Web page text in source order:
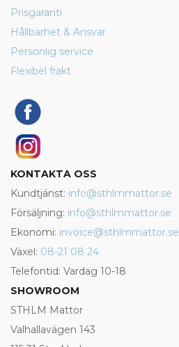
Prisgaranti
Hållbarhet & Ansvar
Personlig service
Flexibel frakt
KONTAKTA OSS
Kundtjänst: info@sthlmmattor.se
Försäljning: info@sthlmmattor.se
Ekonomi: invoice@sthlmmattor.se
Växel: 08-21 08 24
Telefontid: Vardag 10-18
SHOWROOM
STHLM Mattor
Valhallavägen 143